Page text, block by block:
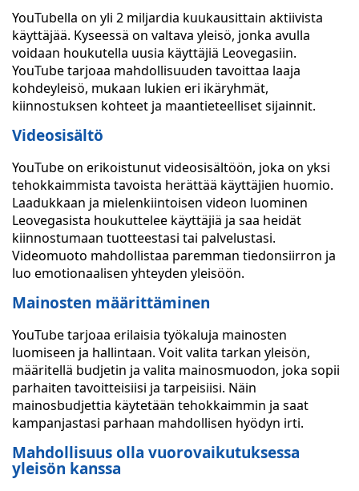
YouTubella on yli 2 miljardia kuukausittain aktiivista
käyttäjää. Kyseessä on valtava yleisö, jonka avulla
voidaan houkutella uusia käyttäjiä Leovegasiin.
YouTube tarjoaa mahdollisuuden tavoittaa laaja
kohdeyleisö, mukaan lukien eri ikäryhmät,
kiinnostuksen kohteet ja maantieteelliset sijainnit.
Videosisältö
YouTube on erikoistunut videosisältöön, joka on yksi
tehokkaimmista tavoista herättää käyttäjien huomio.
Laadukkaan ja mielenkiintoisen videon luominen
Leovegasista houkuttelee käyttäjiä ja saa heidät
kiinnostumaan tuotteestasi tai palvelustasi.
Videomuoto mahdollistaa paremman tiedonsiirron ja
luo emotionaalisen yhteyden yleisöön.
Mainosten määrittäminen
YouTube tarjoaa erilaisia työkaluja mainosten
luomiseen ja hallintaan. Voit valita tarkan yleisön,
määritellä budjetin ja valita mainosmuodon, joka sopii
parhaiten tavoitteisiisi ja tarpeisiisi. Näin
mainosbudjettia käytetään tehokkaimmin ja saat
kampanjastasi parhaan mahdollisen hyödyn irti.
Mahdollisuus olla vuorovaikutuksessa
yleisön kanssa